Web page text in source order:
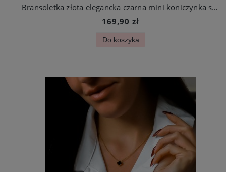
Bransoletka złota elegancka czarna mini koniczynka stal chirurgiczna
169,90 zł
Do koszyka